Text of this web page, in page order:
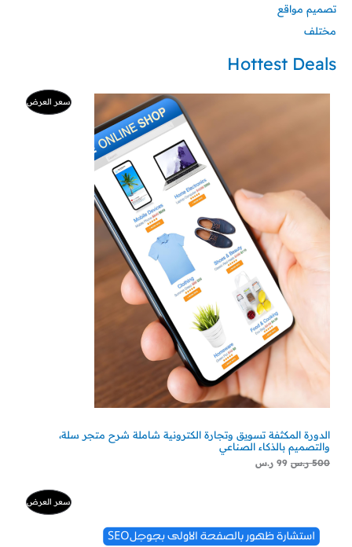
تصميم مواقع
مختلف
Hottest Deals
سعر العرضمنتج
الدورة المكثفة تسويق وتجارة الكترونية شاملة شرح متجر سلة،
والتصميم بالذكاء الصناعي
500 ر.س 99 ر.س
سعر العرضمنتج
500 ر.س.
300 ر.س.